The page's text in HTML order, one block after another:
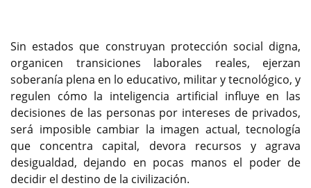
Sin estados que construyan protección social digna,
organicen transiciones laborales reales, ejerzan
soberanía plena en lo educativo, militar y tecnológico, y
regulen cómo la inteligencia artificial influye en las
decisiones de las personas por intereses de privados,
será imposible cambiar la imagen actual, tecnología
que concentra capital, devora recursos y agrava
desigualdad, dejando en pocas manos el poder de
decidir el destino de la civilización.